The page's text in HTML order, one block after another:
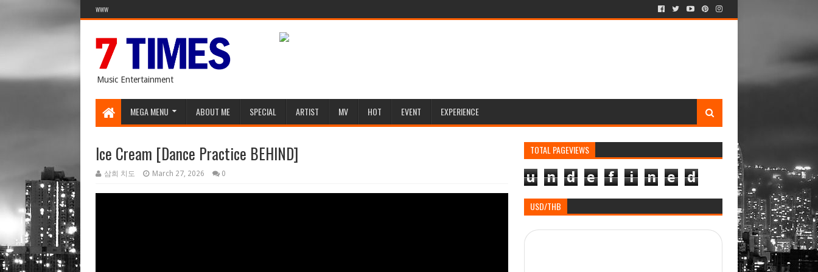
WWW
Music Entertainment
MEGA MENU ABOUT ME SPECIAL ARTIST MV HOT EVENT EXPERIENCE
Ice Cream [Dance Practice BEHIND]
삼희 치도 March 27, 2026 0
TOTAL PAGEVIEWS
u n d e f i n e d
USD/THB